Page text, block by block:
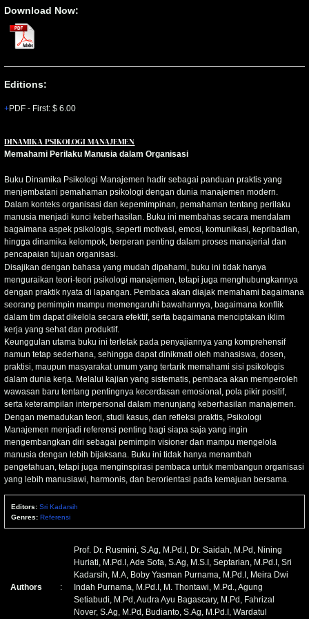
Download Now:
Editions:
PDF - First:$ 6.00
DINAMIKA PSIKOLOGI MANAJEMEN
Memahami Perilaku Manusia dalam Organisasi
Buku Dinamika Psikologi Manajemen hadir sebagai panduan praktis yang
menjembatani pemahaman psikologi dengan dunia manajemen modern.
Dalam konteks organisasi dan kepemimpinan, pemahaman tentang perilaku
manusia menjadi kunci keberhasilan. Buku ini membahas secara mendalam
bagaimana aspek psikologis, seperti motivasi, emosi, komunikasi, kepribadian,
hingga dinamika kelompok, berperan penting dalam proses manajerial dan
pencapaian tujuan organisasi.
Disajikan dengan bahasa yang mudah dipahami, buku ini tidak hanya
menguraikan teori-teori psikologi manajemen, tetapi juga menghubungkannya
dengan praktik nyata di lapangan. Pembaca akan diajak memahami bagaimana
seorang pemimpin mampu memengaruhi bawahannya, bagaimana konflik
dalam tim dapat dikelola secara efektif, serta bagaimana menciptakan iklim
kerja yang sehat dan produktif.
Keunggulan utama buku ini terletak pada penyajiannya yang komprehensif
namun tetap sederhana, sehingga dapat dinikmati oleh mahasiswa, dosen,
praktisi, maupun masyarakat umum yang tertarik memahami sisi psikologis
dalam dunia kerja. Melalui kajian yang sistematis, pembaca akan memperoleh
wawasan baru tentang pentingnya kecerdasan emosional, pola pikir positif,
serta keterampilan interpersonal dalam menunjang keberhasilan manajemen.
Dengan memadukan teori, studi kasus, dan refleksi praktis, Psikologi
Manajemen menjadi referensi penting bagi siapa saja yang ingin
mengembangkan diri sebagai pemimpin visioner dan mampu mengelola
manusia dengan lebih bijaksana. Buku ini tidak hanya menambah
pengetahuan, tetapi juga menginspirasi pembaca untuk membangun organisasi
yang lebih manusiawi, harmonis, dan berorientasi pada kemajuan bersama.
Editors: Sri Kadarsih
Genres: Referensi
Authors :
Prof. Dr. Rusmini, S.Ag, M.Pd.I, Dr. Saidah, M.Pd, Nining
Huriati, M.Pd.I, Ade Sofa, S.Ag, M.S.I, Septarian, M.Pd.I, Sri
Kadarsih, M.A, Boby Yasman Purnama, M.Pd.I, Meira Dwi
Indah Purnama, M.Pd.I, M. Thontawi, M.Pd., Agung
Setiabudi, M.Pd, Audra Ayu Bagascary, M.Pd, Fahrizal
Nover, S.Ag, M.Pd, Budianto, S.Ag, M.Pd.I, Wardatul